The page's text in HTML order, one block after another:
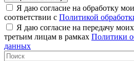
Я даю согласие на обработку
соответствии с Политикой
Я даю согласие на передачу
третьим лицам в рамках Политики
данных